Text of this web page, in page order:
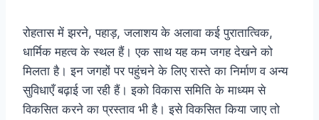
रोहतास में झरने, पहाड़, जलाशय के अलावा कई पुरातात्विक,
धार्मिक महत्व के स्थल हैं। एक साथ यह कम जगह देखने को
मिलता है। इन जगहों पर पहुंचने के लिए रास्ते का निर्माण व अन्य
सुविधाएँ बढ़ाई जा रही हैं। इको विकास समिति के माध्यम से
विकसित करने का प्रस्ताव भी है। इसे विकसित किया जाए तो